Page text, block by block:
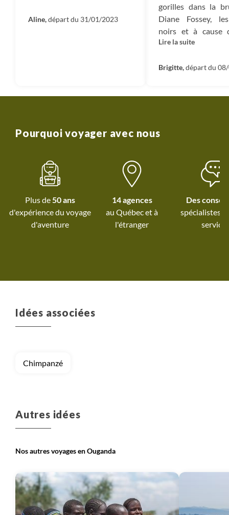
Aline,départ du 31/01/2023
gorilles dans la
Diane Fossey,
noirs et à cause
https://
Lire la suite
Brigitte,départ du
Pourquoi voyager avec nous
Plus de50 ans
d'expérience du voyage
d'aventure
14 agences
au Québec età
l'étranger
Des
spécialistes
service
Idées associées
Chimpanzé
Autres idées
Nos autres voyages en Ouganda